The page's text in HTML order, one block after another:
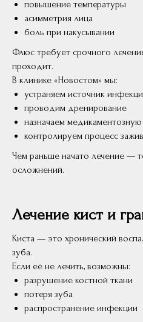
повышение температуры
асимметрия лица
боль при накусывании
Флюс требует срочного
проходит.
В клинике «Новостом» мы:
устраняем источник
проводим дренирование
назначаем
контролируем процесс
Чем раньше начато лечение —
осложнений.
Лечение кист и
Киста — это хронический
зуба.
Если её не лечить, возможны:
разрушение костной ткани
потеря зуба
распространение инфекции